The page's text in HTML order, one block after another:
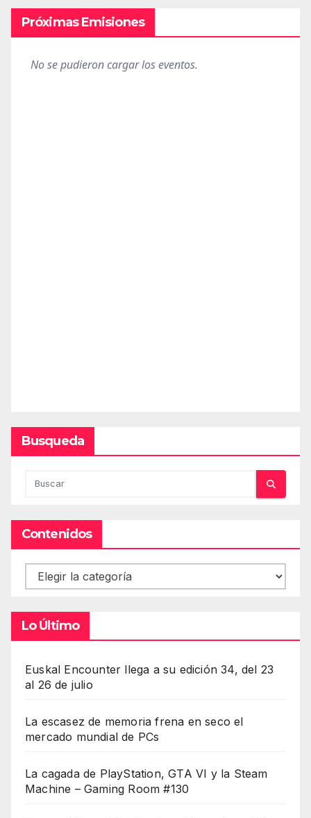
Próximas Emisiones
Busqueda
Contenidos
Contenidos
Lo Último
Euskal Encounter llega a su edición 34, del 23
al 26 de julio
La escasez de memoria frena en seco el
mercado mundial de PCs
La cagada de PlayStation, GTA VI y la Steam
Machine – Gaming Room #130